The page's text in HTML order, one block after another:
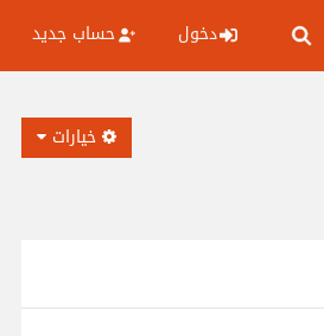
دخول حساب جديد
خيارات